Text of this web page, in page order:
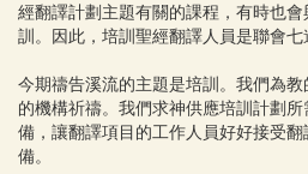
經翻譯計劃主題有關的課程，有時也
訓。因此，培訓聖經翻譯人員是聯會七
今期禱告溪流的主題是培訓。我們為
的機構祈禱。我們求神供應培訓計劃
備，讓翻譯項目的工作人員好好接受
備。